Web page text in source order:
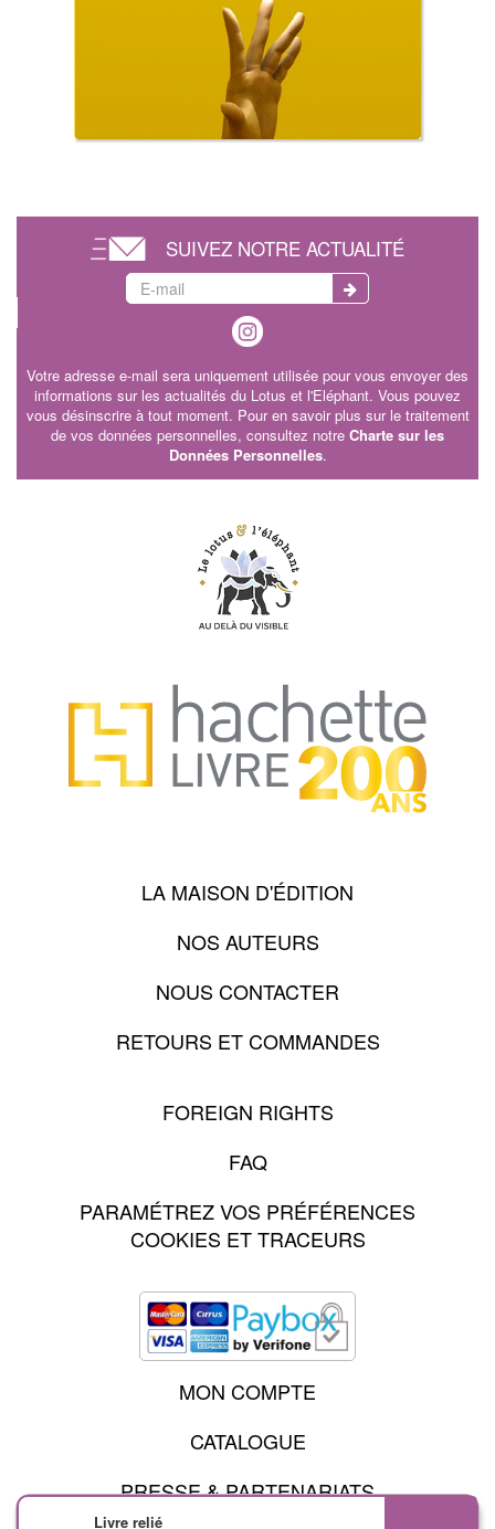
Livre relié
SUIVEZ NOTRE ACTUALITÉ
Votre adresse e-mail sera uniquement utilisée pour vous envoyer des
informations sur les actualités du Lotus et l'Eléphant. Vous pouvez
vous désinscrire à tout moment. Pour en savoir plus sur le traitement
de vos données personnelles, consultez notre Charte sur les
Données Personnelles.
LA MAISON D'ÉDITION
NOS AUTEURS
NOUS CONTACTER
RETOURS ET COMMANDES
FOREIGN RIGHTS
FAQ
PARAMÉTREZ VOS PRÉFÉRENCES
COOKIES ET TRACEURS
MON COMPTE
CATALOGUE
PRESSE & PARTENARIATS